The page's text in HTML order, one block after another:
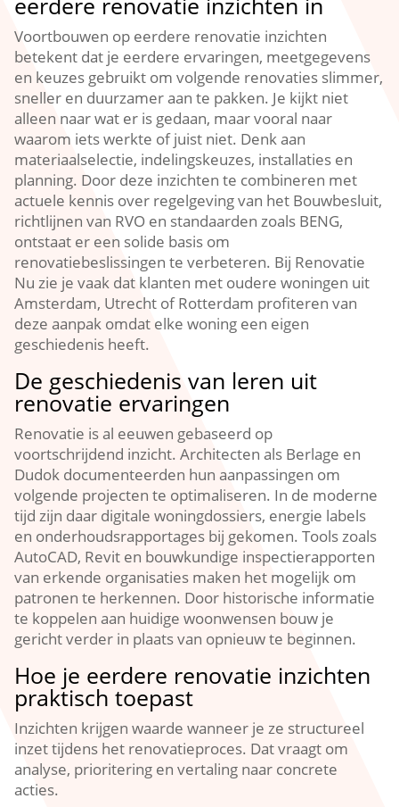
Voortbouwen op eerdere renovatie inzichten
betekent dat je eerdere ervaringen, meetgegevens
en keuzes gebruikt om volgende renovaties slimmer,
sneller en duurzamer aan te pakken.​ Je kijkt niet
alleen naar wat er is gedaan, maar vooral naar
waarom iets werkte of juist niet.​ Denk aan
materiaalselectie, indelingskeuzes, installaties en
planning.​ Door deze inzichten te combineren met
actuele kennis over regelgeving van het Bouwbesluit,
richtlijnen van RVO en standaarden zoals BENG,
ontstaat er een solide basis om
renovatiebeslissingen te verbeteren.​ Bij Renovatie
Nu zie je vaak dat klanten met oudere woningen uit
Amsterdam, Utrecht of Rotterdam profiteren van
deze aanpak omdat elke woning een eigen
geschiedenis heeft.​
De geschiedenis van leren uit
renovatie ervaringen
Renovatie is al eeuwen gebaseerd op
voortschrijdend inzicht.​ Architecten als Berlage en
Dudok documenteerden hun aanpassingen om
volgende projecten te optimaliseren.​ In de moderne
tijd zijn daar digitale woningdossiers, energie labels
en onderhoudsrapportages bij gekomen.​ Tools zoals
AutoCAD, Revit en bouwkundige inspectierapporten
van erkende organisaties maken het mogelijk om
patronen te herkennen.​ Door historische informatie
te koppelen aan huidige woonwensen bouw je
gericht verder in plaats van opnieuw te beginnen.​
Hoe je eerdere renovatie inzichten
praktisch toepast
Inzichten krijgen waarde wanneer je ze structureel
inzet tijdens het renovatieproces.​ Dat vraagt om
analyse, prioritering en vertaling naar concrete
acties.​